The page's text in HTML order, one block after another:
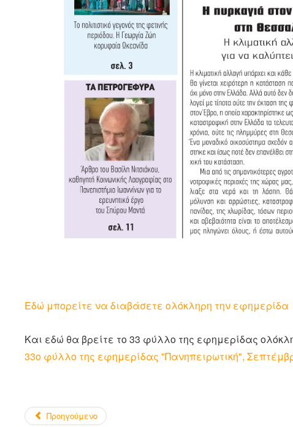
Εδώ μπορείτε να διαβάσετε ολόκληρη την εφημερίδα
Και εδώ θα βρείτε το 33 φύλλο της εφημερίδας
33ο φύλλο της εφημερίδας "Πανηπειρωτική",
Προηγούμενο